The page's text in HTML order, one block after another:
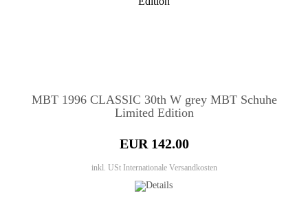
MBT 1996 CLASSIC 30th W grey MBT Schuhe
Limited Edition
EUR 142.00
inkl. USt Internationale Versandkosten